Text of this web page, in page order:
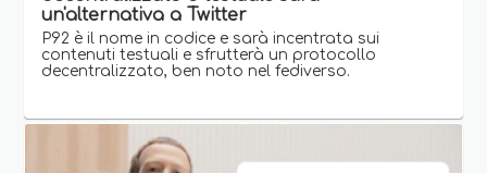
un'alternativa a Twitter
P92 è il nome in codice e sarà incentrata sui
contenuti testuali e sfrutterà un protocollo
decentralizzato, ben noto nel fediverso.